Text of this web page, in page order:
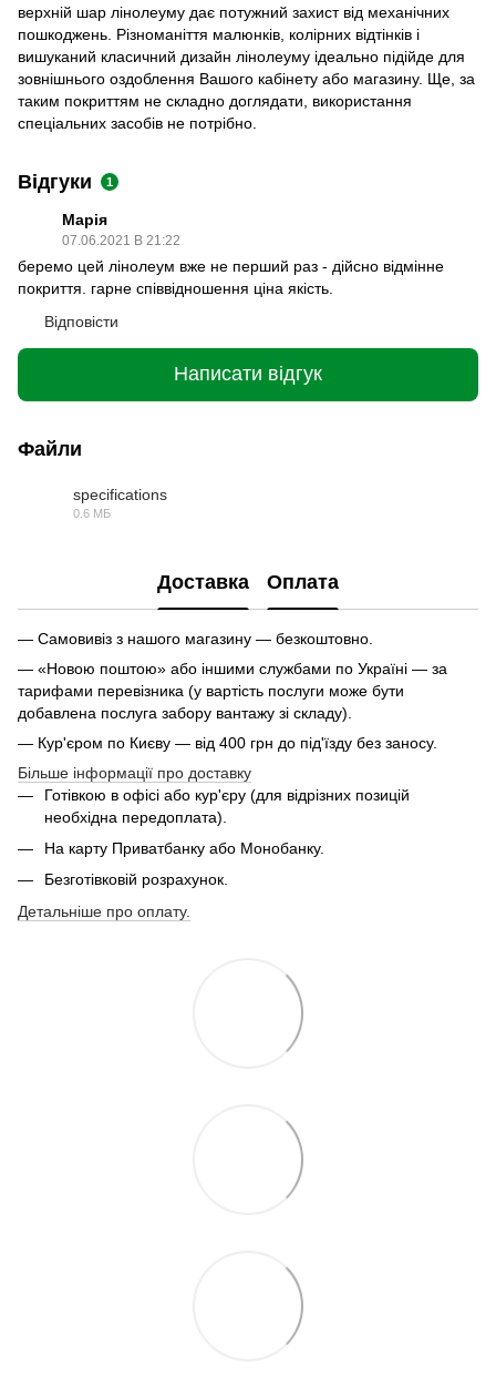
верхній шар лінолеуму дає потужний захист від механічних
пошкоджень. Різноманіття малюнків, колірних відтінків і
вишуканий класичний дизайн лінолеуму ідеально підійде для
зовнішнього оздоблення Вашого кабінету або магазину. Ще, за
таким покриттям не складно доглядати, використання
спеціальних засобів не потрібно.
Відгуки 1
Марія
07.06.2021 В 21:22
беремо цей лінолеум вже не перший раз - дійсно відмінне
покриття. гарне співвідношення ціна якість.
Відповісти
Написати відгук
Файли
specifications
0.6 МБ
Доставка Оплата
— Самовивіз з нашого магазину — безкоштовно.
— «Новою поштою» або іншими службами по Україні — за
тарифами перевізника (у вартість послуги може бути
добавлена послуга забору вантажу зі складу).
— Кур'єром по Києву — від 400 грн до під'їзду без заносу.
Більше інформації про доставку
Готівкою в офісі або кур'єру (для відрізних позицій
необхідна передоплата).
На карту Приватбанку або Монобанку.
Безготівковій розрахунок.
Детальніше про оплату.